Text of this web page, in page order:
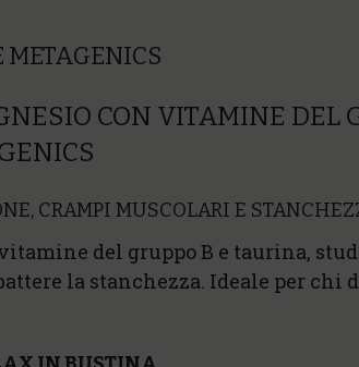
CON VITAMINE DEL
CRAMPI MUSCOLARI E
del gruppo B e taurina,
la stanchezza. Ideale per chi